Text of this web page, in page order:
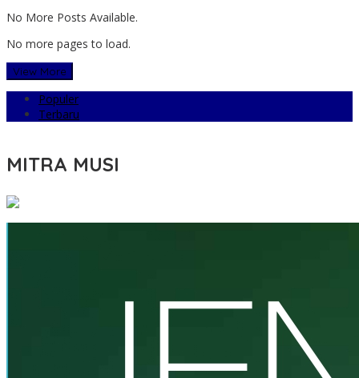
No More Posts Available.
No more pages to load.
View More
Populer
Terbaru
MITRA MUSI